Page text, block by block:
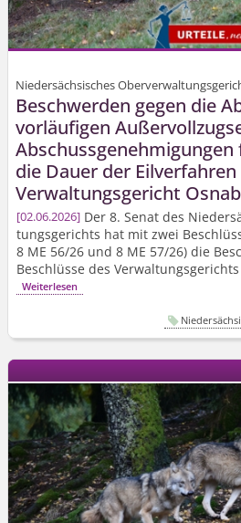
Niedersächsisches
Beschwerden gegen die
vorläufigen
die Dauer der
Verwaltungsgericht
02.06.2026 Der 8. Senat des
tungsgerichts hat mit zwei
8 ME 56/26 und 8 ME 57/26) die
Beschlüsse des
Weiterlesen